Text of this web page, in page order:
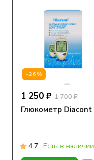
-26%
1 250 ₽ 1 700 ₽
Глюкометр Diacont
4.7 Есть в наличии